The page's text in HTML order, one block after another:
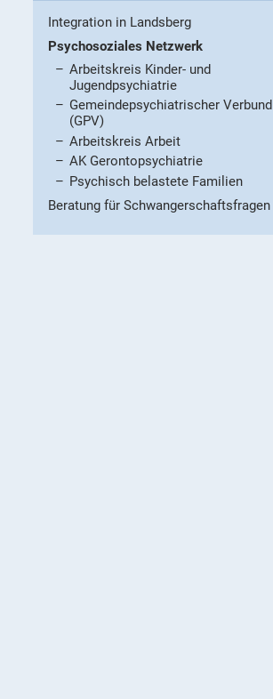
Integration in Landsberg
Psychosoziales Netzwerk
Arbeitskreis Kinder- und
Jugendpsychiatrie
Gemeindepsychiatrischer Verbund
(GPV)
Arbeitskreis Arbeit
AK Gerontopsychiatrie
Psychisch belastete Familien
Beratung für Schwangerschaftsfragen